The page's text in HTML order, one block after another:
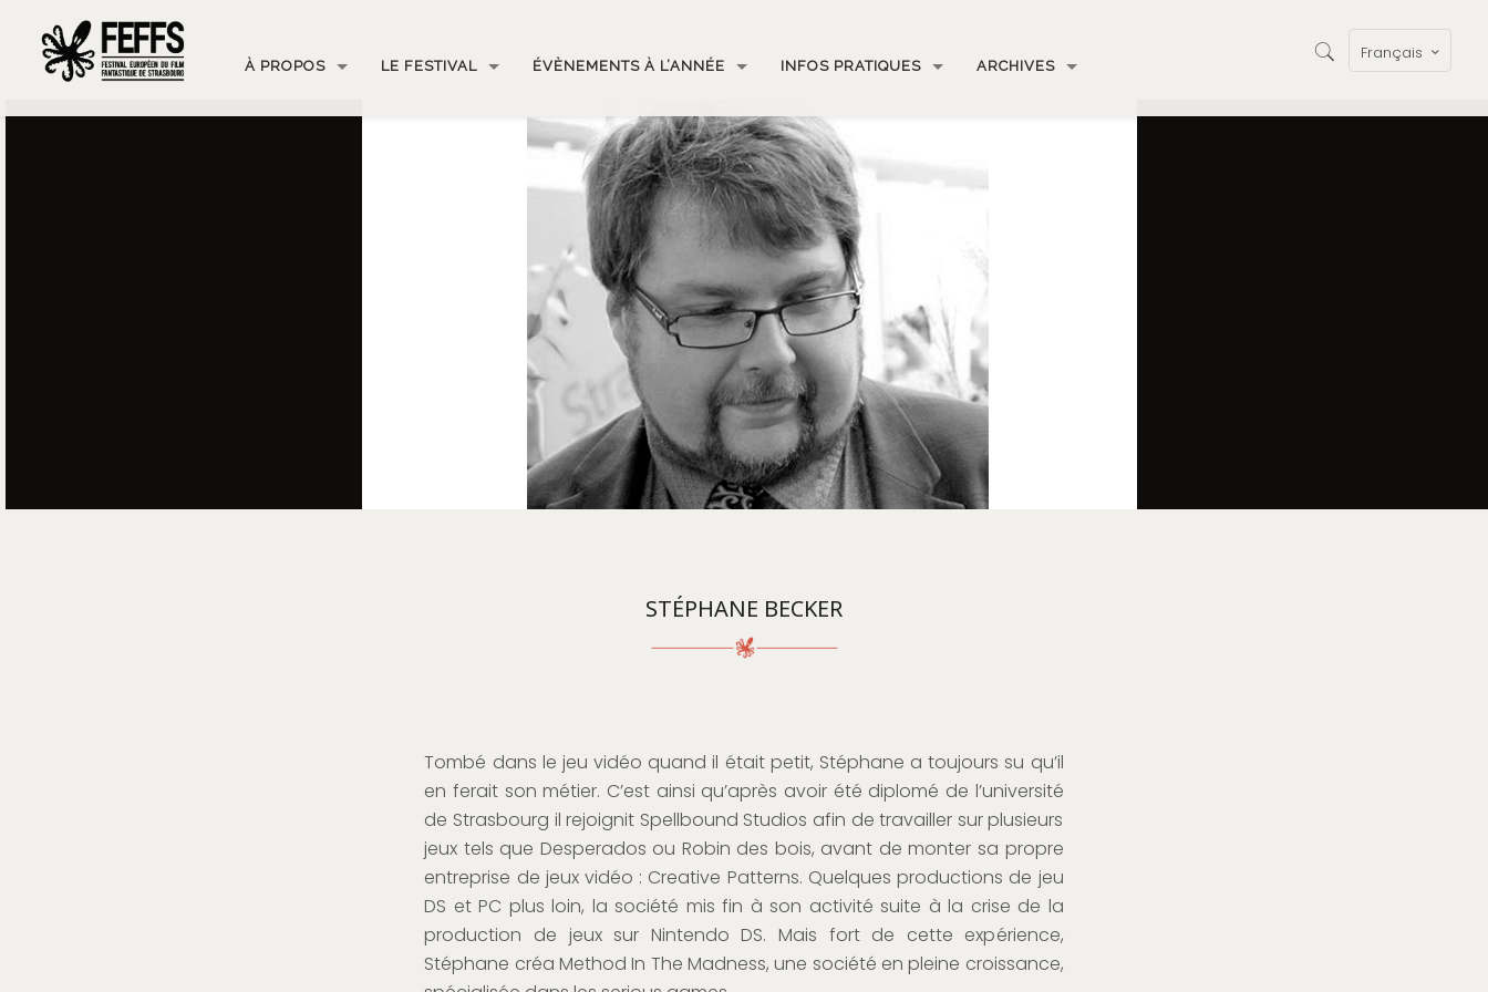
À PROPOS LE FESTIVAL ÉVÈNEMENTS À L’ANNÉE INFOS PRATIQUES ARCHIVES
Français
STÉPHANE BECKER
Tombé dans le jeu vidéo quand il était petit, Stéphane a toujours su qu’il
en ferait son métier. C’est ainsi qu’après avoir été diplomé de l’université
de Strasbourg il rejoignit Spellbound Studios afin de travailler sur plusieurs
jeux tels que Desperados ou Robin des bois, avant de monter sa propre
entreprise de jeux vidéo : Creative Patterns. Quelques productions de jeu
DS et PC plus loin, la société mis fin à son activité suite à la crise de la
production de jeux sur Nintendo DS. Mais fort de cette expérience,
Stéphane créa Method In The Madness, une société en pleine croissance,